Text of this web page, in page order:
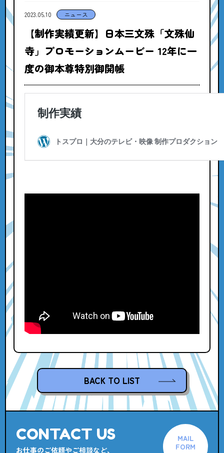
2023.05.10 ニュース
【制作実績更新】日本三文殊「文殊仙
寺」プロモーションムービー 12年に一
度の御本尊特別御開帳
BACK TO LIST
CONTACT US
お仕事のご依頼やご相談など、
MAIL
FORM